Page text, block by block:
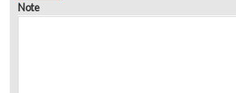
Note